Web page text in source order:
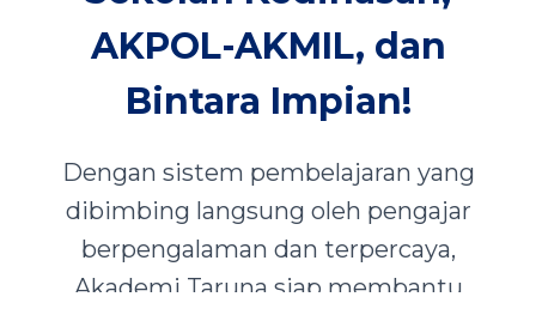
AKPOL-AKMIL, dan
Bintara Impian!
Dengan sistem pembelajaran yang
dibimbing langsung oleh pengajar
berpengalaman dan terpercaya,
Akademi Taruna siap membantu